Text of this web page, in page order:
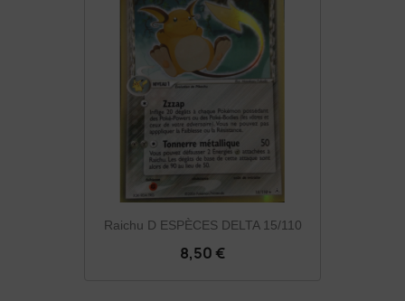
Raichu D ESPÈCES DELTA 15/110
8,50 €